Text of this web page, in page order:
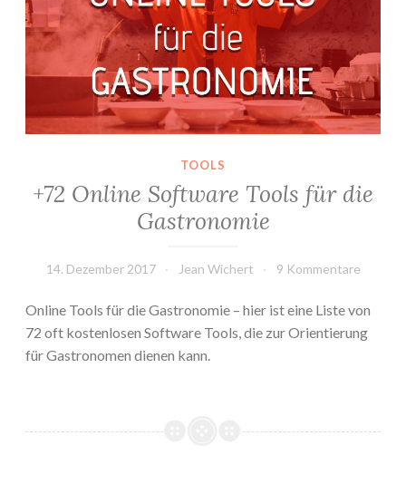
TOOLS
+72 Online Software Tools für die
Gastronomie
14. Dezember 2017 Jean Wichert 9 Kommentare
Online Tools für die Gastronomie – hier ist eine Liste von
72 oft kostenlosen Software Tools, die zur Orientierung
für Gastronomen dienen kann.